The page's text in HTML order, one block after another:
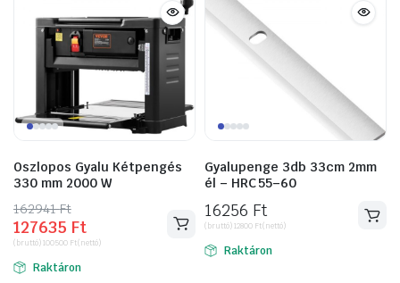
Oszlopos Gyalu Kétpengés
330 mm 2000 W
162941Ft
Original
price
was:
162941 Ft.
127635 Ft
Current
price
is:
127635 Ft.
(bruttó)100500 Ft(nettó)
Raktáron
Gyalupenge 3db 33cm 2mm
él – HRC 55–60
16256 Ft
(bruttó)12800 Ft(nettó)
Raktáron